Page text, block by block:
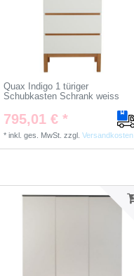
Quax Indigo 1 türiger
Schubkasten Schrank weiss
795,01 € *
*inkl. ges. MwSt. zzgl.Versandkosten